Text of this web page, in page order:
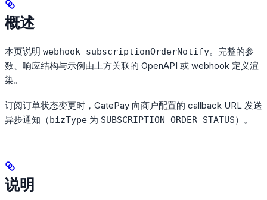
概述
本页说明 webhook subscriptionOrderNotify。完整的参
数、响应结构与示例由上方关联的 OpenAPI 或 webhook 定义渲
染。
订阅订单状态变更时，GatePay 向商户配置的 callback URL 发送
异步通知（bizType 为 SUBSCRIPTION_ORDER_STATUS）。
说明